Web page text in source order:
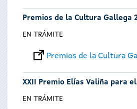
Premios de la Cultura Gallega
EN TRÁMITE
Premios de la Cultura
XXII Premio Elías Valiña para el
EN TRÁMITE